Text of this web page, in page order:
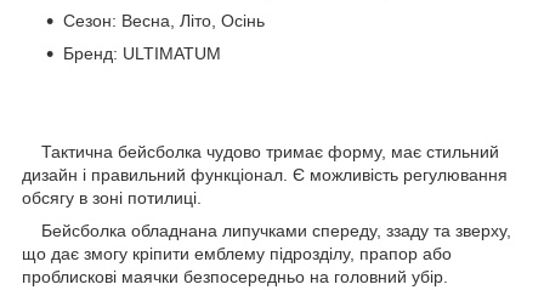
Сезон: Весна, Літо, Осінь
Бренд: ULTIMATUM
Тактична бейсболка чудово тримає форму, має стильний
дизайн і правильний функціонал. Є можливість регулювання
обсягу в зоні потилиці.
Бейсболка обладнана липучками спереду, ззаду та зверху,
що дає змогу кріпити емблему підрозділу, прапор або
проблискові маячки безпосередньо на головний убір.